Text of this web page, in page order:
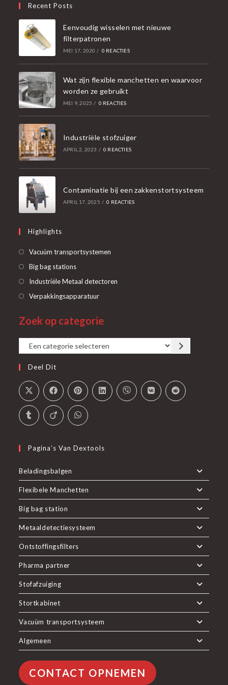
Recent Posts
Eenvoudig wisselen met nieuwe
filterpatronen
MEI 17, 2020 / 0 REACTIES
Wat zijn flexible manchetten en waarvoor
worden ze gebruikt
MEI 9, 2025 / 0 REACTIES
Industriële stofzuiger
APRIL 2, 2023 / 0 REACTIES
Contaminatie bij een zakkenstortsysteem
APRIL 17, 2025 / 0 REACTIES
Highlights
Vacuüm transportsystemen
Big bag stationsOpent
in
Industriële Metaal detectoren
VerpakkingsapparatuurOpent
een
tab
Zoek op categorie
Een
categorie
selecteren
Deel Dit
Pagina’s Van Dextools
Beladingsbalgen
Flexibele Manchetten
Big bag station
Metaaldetectiesysteem
Ontstoffingsfilters
Pharma partner
Stofafzuiging
Stortkabinet
Vacuüm transportsysteem
Algemeen
CONTACT OPNEMEN